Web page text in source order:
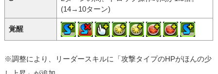
(14→10ターン)
覚醒
※調整により、リーダースキルに「攻撃タイプのHPがほんの少